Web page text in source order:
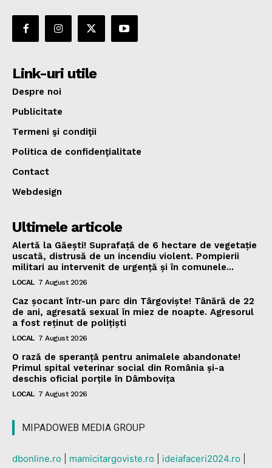
Link-uri utile
Despre noi
Publicitate
Termeni şi condiţii
Politica de confidenţialitate
Contact
Webdesign
Ultimele articole
Alertă la Găești! Suprafață de 6 hectare de vegetație
uscată, distrusă de un incendiu violent. Pompierii
militari au intervenit de urgență și în comunele...
LOCAL 7 August 2026
Caz șocant într-un parc din Târgoviște! Tânără de 22
de ani, agresată sexual în miez de noapte. Agresorul
a fost reținut de polițiști
LOCAL 7 August 2026
O rază de speranță pentru animalele abandonate!
Primul spital veterinar social din România și-a
deschis oficial porțile în Dâmbovița
LOCAL 7 August 2026
MIPADOWEB MEDIA GROUP
dbonline.ro mamicitargoviste.ro ideiafaceri2024.ro